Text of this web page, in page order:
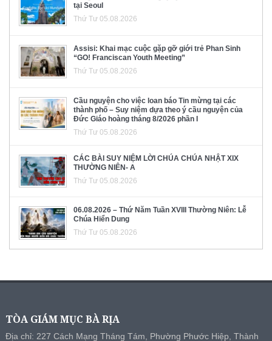
tại Seoul
Thứ Tư 05.08.2026
Assisi: Khai mạc cuộc gặp gỡ giới trẻ Phan Sinh
“GO! Franciscan Youth Meeting”
Thứ Tư 05.08.2026
Cầu nguyện cho việc loan báo Tin mừng tại các
thành phố – Suy niệm dựa theo ý cầu nguyện của
Đức Giáo hoàng tháng 8/2026 phần I
Thứ Tư 05.08.2026
CÁC BÀI SUY NIỆM LỜI CHÚA CHÚA NHẬT XIX
THƯỜNG NIÊN- A
Thứ Tư 05.08.2026
06.08.2026 – Thứ Năm Tuần XVIII Thường Niên: Lễ
Chúa Hiển Dung
Thứ Tư 05.08.2026
TÒA GIÁM MỤC BÀ RỊA
Địa chỉ: 227 Cách Mạng Tháng Tám, Phường Phước Hiệp, Thành